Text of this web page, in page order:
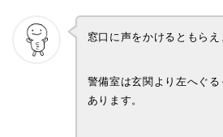
窓口に声をかけるともらえ
警備室は玄関より左へぐ
あります。